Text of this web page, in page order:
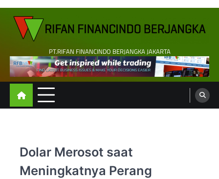
Skip
content
PT.RIFAN FINANCINDO BERJANGKA JAKARTA
Dolar Merosot saat
Meningkatnya Perang